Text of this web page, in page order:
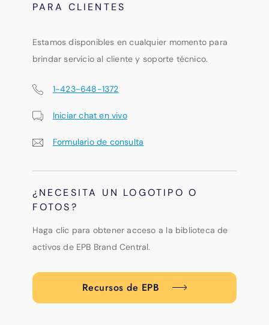
PARA CLIENTES
Estamos disponibles en cualquier momento para
brindar servicio al cliente y soporte técnico.
1-423-648-1372
Iniciar chat en vivo
Formulario de consulta
¿NECESITA UN LOGOTIPO O
FOTOS?
Haga clic para obtener acceso a la biblioteca de
activos de EPB Brand Central.
Recursos de EPB